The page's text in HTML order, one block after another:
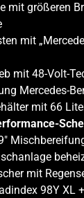
mit größeren
mit
mit 48-Volt-
Mercedes-
mit 66
mit
98Y XL